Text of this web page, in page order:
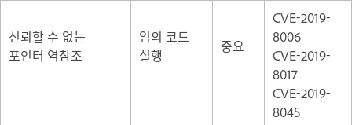
신뢰할 수 없는
포인터 역참조
임의 코드
실행
중요
CVE-2019-
8006
CVE-2019-
8017
CVE-2019-
8045